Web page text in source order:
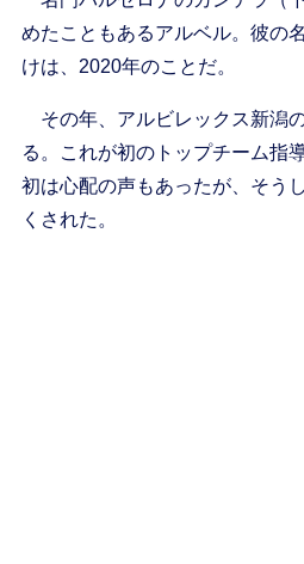
めたこともあるアルベル。彼の
けは、2020年のことだ。
その年、アルビレックス新潟
る。これが初のトップチーム指
初は心配の声もあったが、そう
くされた。